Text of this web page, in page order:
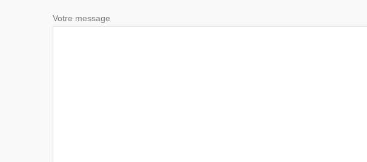
Votre message